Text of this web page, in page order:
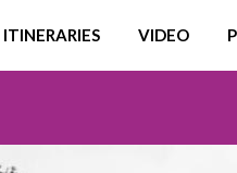
ITINERARIES VIDEO